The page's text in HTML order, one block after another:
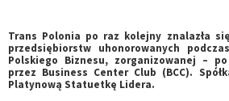
Trans Polonia po raz kolejny znalazła
przedsiębiorstw uhonorowanych
Polskiego Biznesu, zorganizowanej –
przez Business Center Club (BCC).
Platynową Statuetkę Lidera.